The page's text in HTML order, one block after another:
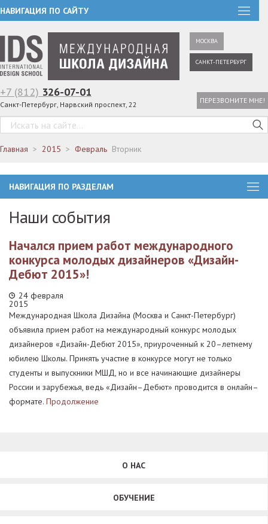
НАВИГАЦИЯ ПО САЙТУ
МОСКВА
САНКТ-ПЕТЕРБУРГ
+7 (812) 326-07-01
Санкт-Петербург, Нарвский проспект, 22 ПЕРЕЗВОНИТЕ МНЕ!
Главная 2015 Февраль Вторник
НАВИГАЦИЯ ПО РАЗДЕЛАМ
Наши события
Начался прием работ международного
конкурса молодых дизайнеров «Дизайн-
Дебют 2015»!
24 февраля
2015
Международная Школа Дизайна (Москва и Санкт-Петербург)
объявила прием работ на международный конкурс молодых
дизайнеров «Дизайн-Дебют 2015», приуроченный к 20–летнему
юбилею Школы. Принять участие в конкурсе могут не только
студенты и выпускники МШД, но и все начинающие дизайнеры
России и зарубежья, ведь «Дизайн–Дебют» проводится в онлайн–
формате. Продолжение
О НАС
ОБУЧЕНИЕ